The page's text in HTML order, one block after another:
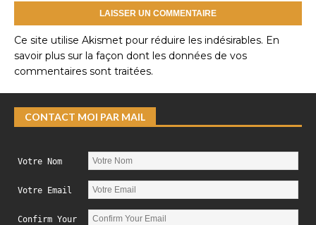
Ce site utilise Akismet pour réduire les indésirables. En
savoir plus sur la façon dont les données de vos
commentaires sont traitées.
CONTACT MOI PAR MAIL
Votre Nom
Votre Email
Confirm Your